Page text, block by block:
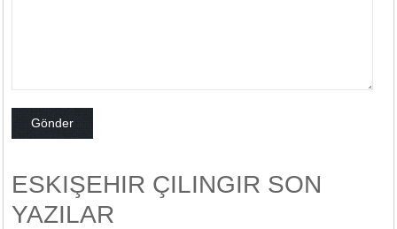
ESKIŞEHIR ÇILINGIR SON
YAZILAR